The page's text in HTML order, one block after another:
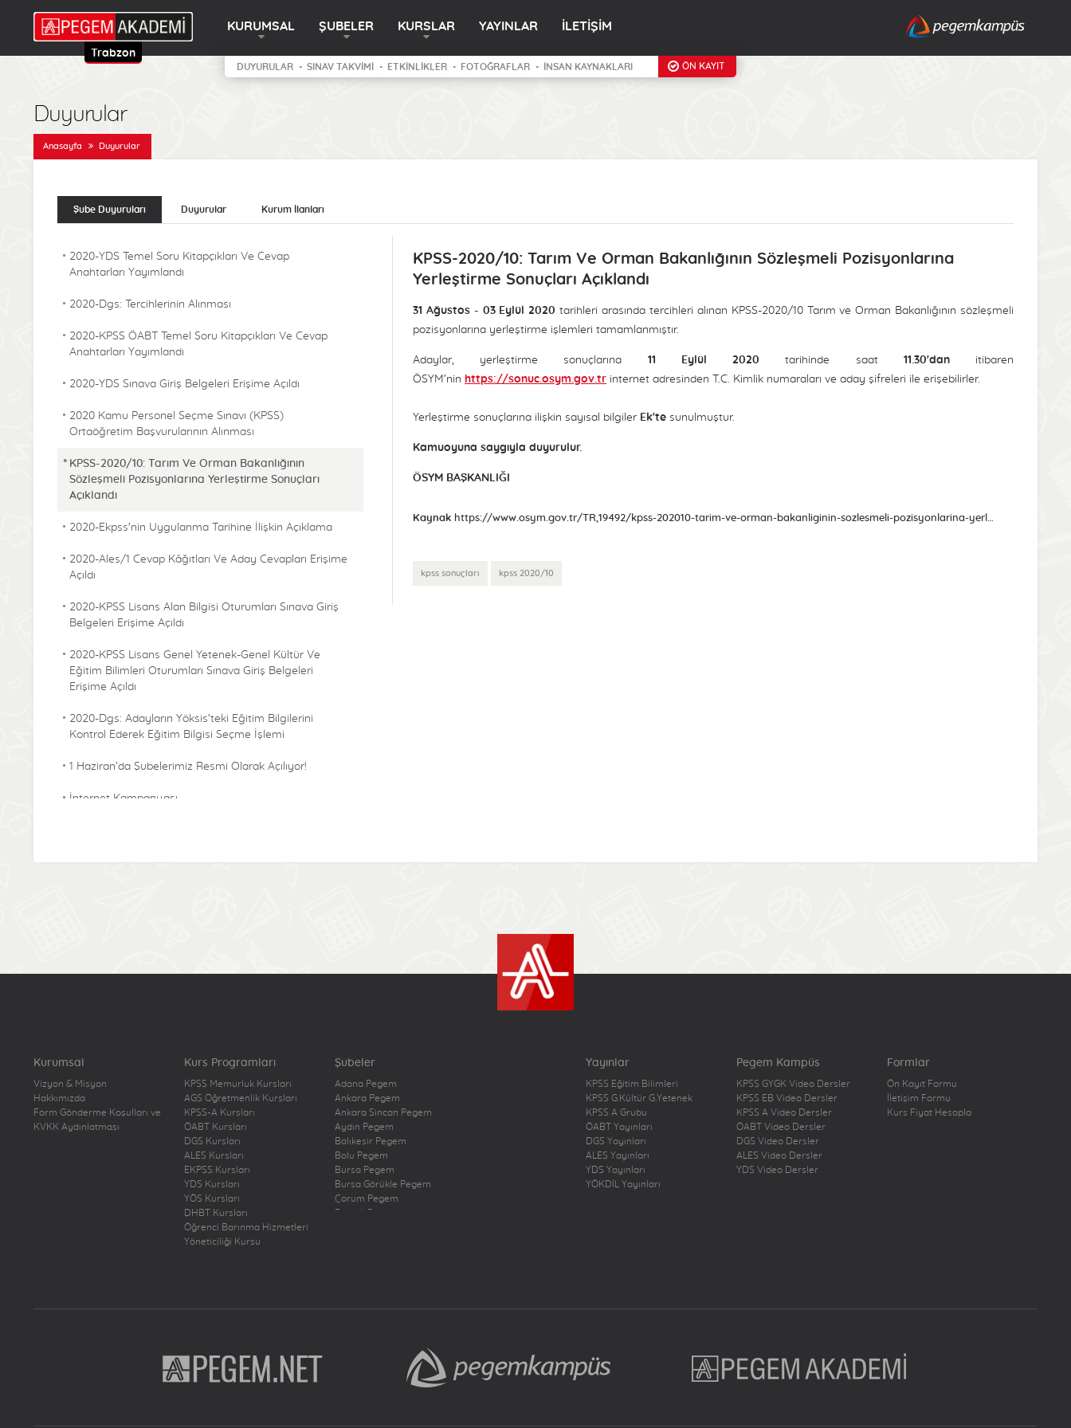
Trabzon
KURUMSAL ŞUBELER KURSLAR YAYINLAR İLETİŞİM
DUYURULAR SINAV TAKVİMİ ETKİNLİKLER FOTOĞRAFLAR İNSAN KAYNAKLARI ÖN KAYIT
Duyurular
Anasayfa Duyurular
Şube Duyuruları Duyurular Kurum İlanları
2020-YDS Temel Soru Kitapçıkları Ve Cevap
Anahtarları Yayımlandı
2020-Dgs: Tercihlerinin Alınması
2020-KPSS ÖABT Temel Soru Kitapçıkları Ve Cevap
Anahtarları Yayımlandı
2020-YDS Sınava Giriş Belgeleri Erişime Açıldı
2020 Kamu Personel Seçme Sınavı (KPSS)
Ortaöğretim Başvurularının Alınması
KPSS-2020/10: Tarım Ve Orman Bakanlığının
Sözleşmeli Pozisyonlarına Yerleştirme Sonuçları
Açıklandı
2020-Ekpss'nin Uygulanma Tarihine İlişkin Açıklama
2020-Ales/1 Cevap Kâğıtları Ve Aday Cevapları Erişime
Açıldı
2020-KPSS Lisans Alan Bilgisi Oturumları Sınava Giriş
Belgeleri Erişime Açıldı
2020-KPSS Lisans Genel Yetenek-Genel Kültür Ve
Eğitim Bilimleri Oturumları Sınava Giriş Belgeleri
Erişime Açıldı
2020-Dgs: Adayların Yöksis’teki Eğitim Bilgilerini
Kontrol Ederek Eğitim Bilgisi Seçme İşlemi
1 Haziran’da Şubelerimiz Resmi Olarak Açılıyor!
İnternet Kampanyası
KPSS-2020/10: Tarım Ve Orman Bakanlığının Sözleşmeli Pozisyonlarına
Yerleştirme Sonuçları Açıklandı
31 Ağustos - 03 Eylül 2020 tarihleri arasında tercihleri alınan KPSS-2020/10 Tarım ve Orman Bakanlığının sözleşmeli
pozisyonlarına yerleştirme işlemleri tamamlanmıştır.
Adaylar, yerleştirme sonuçlarına 11 Eylül 2020tarihinde saat 11.30'dan itibaren
ÖSYM’nin https://sonuc.osym.gov.tr internet adresinden T.C. Kimlik numaraları ve aday şifreleri ile erişebilirler.
Yerleştirme sonuçlarına ilişkin sayısal bilgiler Ek'te sunulmuştur.
Kamuoyuna saygıyla duyurulur.
ÖSYM BAŞKANLIĞI
Kaynak https://www.osym.gov.tr/TR,19492/kpss-202010-tarim-ve-orman-bakanliginin-sozlesmeli-pozisyonlarina-yerlestirme-sonuclari-aciklandi-11092020.html
kpss sonuçları kpss 2020/10
Kurumsal
Vizyon & Misyon
Hakkımızda
Form Gönderme Koşulları ve
KVKK Aydınlatması
Kurs Programları
KPSS Memurluk Kursları
AGS Öğretmenlik Kursları
KPSS-A Kursları
ÖABT Kursları
DGS Kursları
ALES Kursları
EKPSS Kursları
YDS Kursları
YÖS Kursları
DHBT Kursları
Öğrenci Barınma Hizmetleri
Yöneticiliği Kursu
Şubeler
Adana Pegem
Ankara Pegem
Ankara Sincan Pegem
Aydın Pegem
Balıkesir Pegem
Bolu Pegem
Bursa Pegem
Bursa Görükle Pegem
Çorum Pegem
Denizli Pegem
İstanbul Çekmeköy Pegem
İstanbul Kadıköy Pegem
İstanbul Pendik Pegem
Yayınlar
KPSS Eğitim Bilimleri
KPSS G.Kültür G.Yetenek
KPSS A Grubu
ÖABT Yayınları
DGS Yayınları
ALES Yayınları
YDS Yayınları
YÖKDİL Yayınları
Pegem Kampüs
KPSS GYGK Video Dersler
KPSS EB Video Dersler
KPSS A Video Dersler
ÖABT Video Dersler
DGS Video Dersler
ALES Video Dersler
YDS Video Dersler
Formlar
Ön Kayıt Formu
İletişim Formu
Kurs Fiyat Hesapla